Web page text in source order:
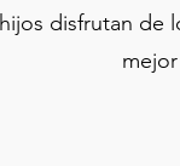
hijos disfrutan de